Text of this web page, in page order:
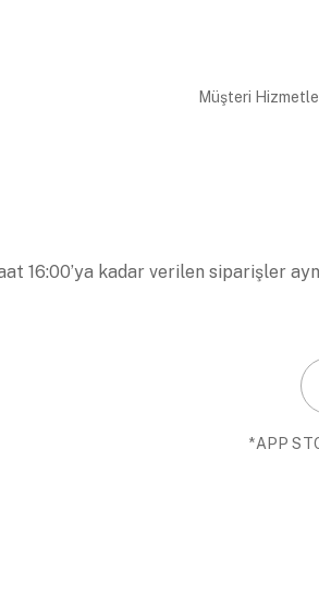
Müşteri
16:00’ya kadar verilen siparişler
*APP